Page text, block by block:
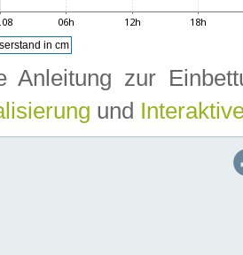
Anleitung zur
und